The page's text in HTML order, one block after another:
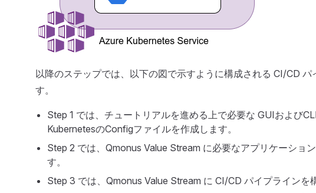
以降のステップでは、以下の図で示すように構成される CI/CD パ
す。
Step 1 では、チュートリアルを進める上で必要な GUIおよび
KubernetesのConfigファイルを作成します。
Step 2 では、Qmonus Value Stream に必要なアプリケーショ
す。
Step 3 では、Qmonus Value Stream に CI/CD パイプラインを